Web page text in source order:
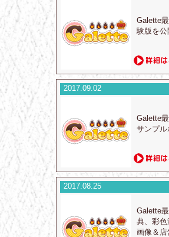
Galette
験版を
2017.09.02
Galette
サンプ
2017.08.25
Galette
典、彩
画像＆